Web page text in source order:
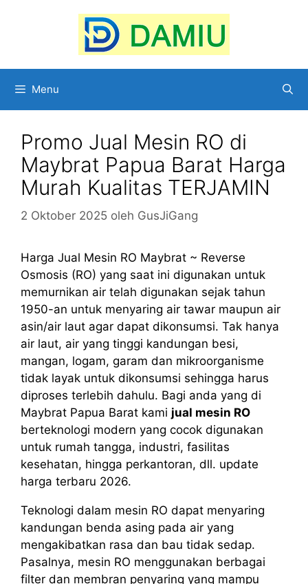
Menu
Promo Jual Mesin RO di
Maybrat Papua Barat Harga
Murah Kualitas TERJAMIN
2 Oktober 2025 oleh GusJiGang
Harga Jual Mesin RO Maybrat ~ Reverse
Osmosis (RO) yang saat ini digunakan untuk
memurnikan air telah digunakan sejak tahun
1950-an untuk menyaring air tawar maupun air
asin/air laut agar dapat dikonsumsi. Tak hanya
air laut, air yang tinggi kandungan besi,
mangan, logam, garam dan mikroorganisme
tidak layak untuk dikonsumsi sehingga harus
diproses terlebih dahulu. Bagi anda yang di
Maybrat Papua Barat kami jual mesin RO
berteknologi modern yang cocok digunakan
untuk rumah tangga, industri, fasilitas
kesehatan, hingga perkantoran, dll. update
harga terbaru 2026.
Teknologi dalam mesin RO dapat menyaring
kandungan benda asing pada air yang
mengakibatkan rasa dan bau tidak sedap.
Pasalnya, mesin RO menggunakan berbagai
filter dan membran penyaring yang mampu